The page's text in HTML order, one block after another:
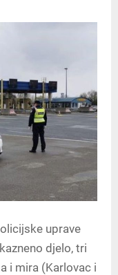
uprave
djelo, tri
i mira (Karlovac i